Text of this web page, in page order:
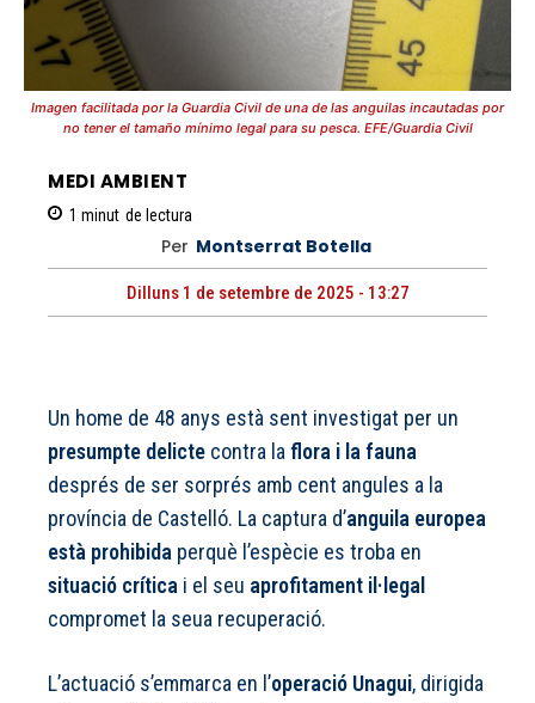
Imagen facilitada por la Guardia Civil de una de las anguilas incautadas por
no tener el tamaño mínimo legal para su pesca. EFE/Guardia Civil
MEDI AMBIENT
1 minut de lectura
Per Montserrat Botella
Dilluns 1 de setembre de 2025 - 13:27
Un home de 48 anys està sent investigat per un
presumpte delicte contra la flora i la fauna
després de ser sorprés amb cent angules a la
província de Castelló. La captura d’anguila europea
està prohibida perquè l’espècie es troba en
situació crítica i el seu aprofitament il·legal
compromet la seua recuperació.
L’actuació s’emmarca en l’operació Unagui, dirigida